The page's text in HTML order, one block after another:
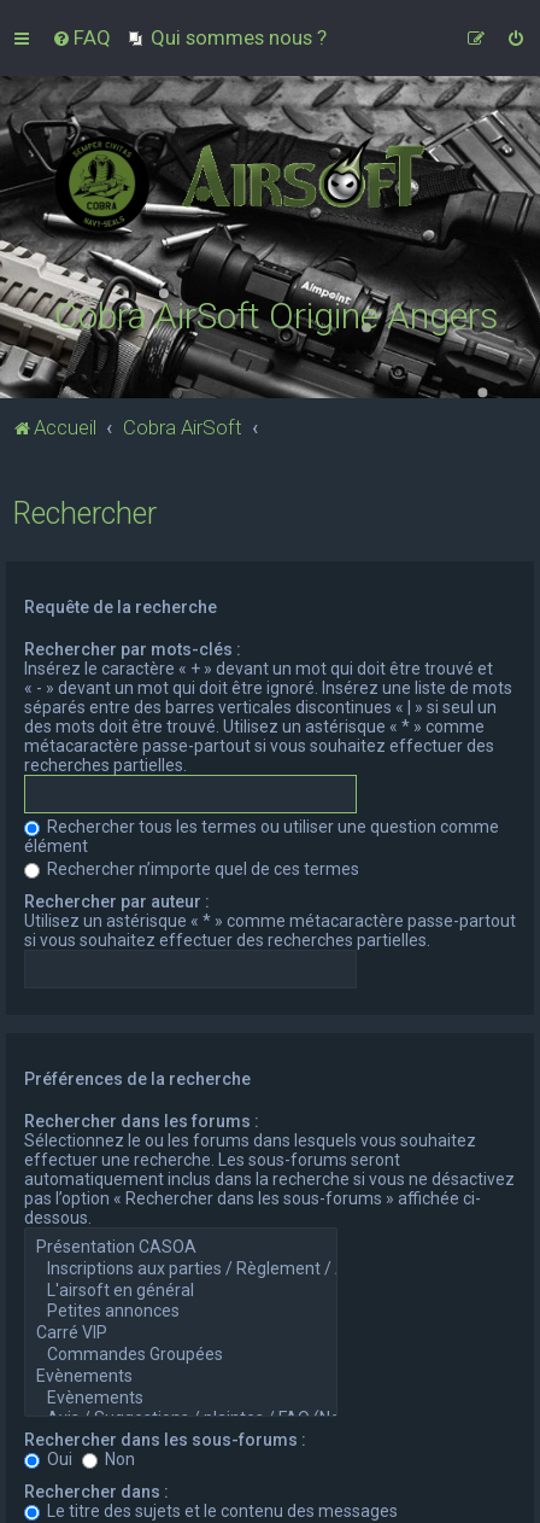
FAQ Qui sommes nous ?
Cobra AirSoft Origine Angers
Accueil Cobra AirSoft
Rechercher
Requête de la recherche
Rechercher par mots-clés :
Insérez le caractère « + » devant un mot qui doit être trouvé et
« - » devant un mot qui doit être ignoré. Insérez une liste de mots
séparés entre des barres verticales discontinues « | » si seul un
des mots doit être trouvé. Utilisez un astérisque « * » comme
métacaractère passe-partout si vous souhaitez effectuer des
recherches partielles.
Rechercher tous les termes ou utiliser une question comme
élément
Rechercher n’importe quel de ces termes
Rechercher par auteur :
Utilisez un astérisque « * » comme métacaractère passe-partout
si vous souhaitez effectuer des recherches partielles.
Préférences de la recherche
Rechercher dans les forums :
Sélectionnez le ou les forums dans lesquels vous souhaitez
effectuer une recherche. Les sous-forums seront
automatiquement inclus dans la recherche si vous ne désactivez
pas l’option « Rechercher dans les sous-forums » affichée ci-
dessous.
Rechercher dans les sous-forums :
Oui
Non
Rechercher dans :
Le titre des sujets et le contenu des messages